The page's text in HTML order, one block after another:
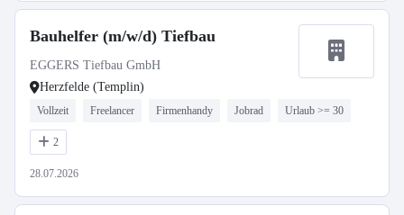
Bauhelfer (m/w/d) Tiefbau
EGGERS Tiefbau GmbH
Herzfelde (Templin)
Vollzeit Freelancer Firmenhandy Jobrad Urlaub >= 30
2
28.07.2026